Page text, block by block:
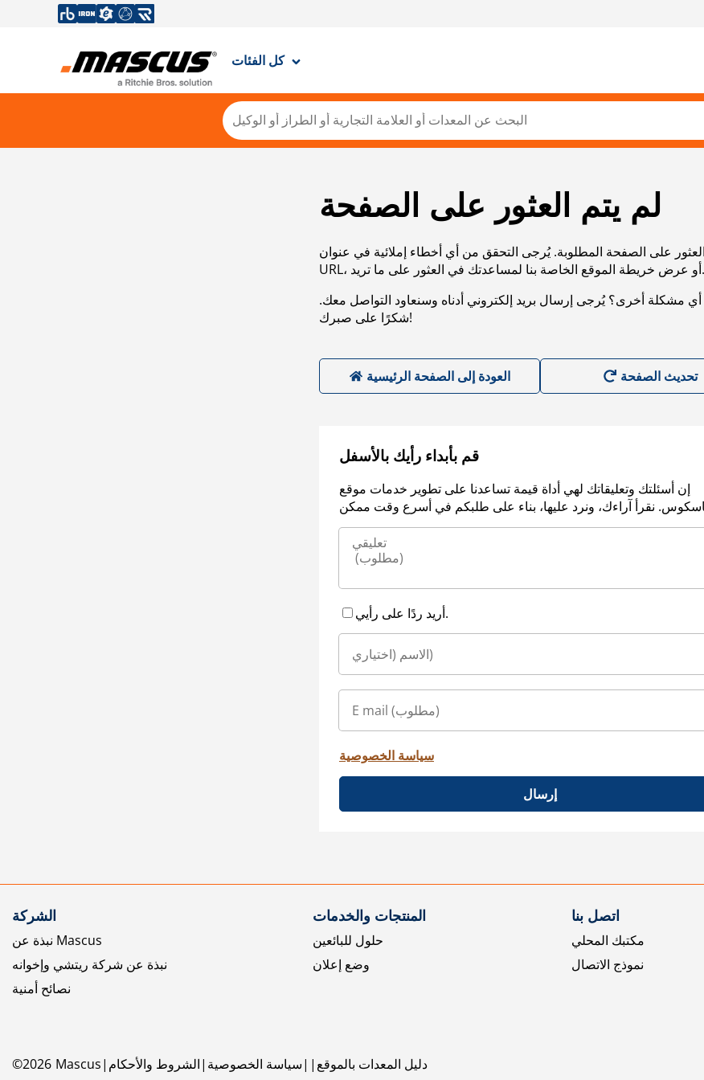
كل الفئات
لم يتم العثور على الصفحة
على الصفحة المطلوبة. يُرجى التحقق من أي أخطاء إملائية في عنوان
URL، أو عرض خريطة الموقع الخاصة بنا لمساعدتك في العثور على ما تريد.
مشكلة أخرى؟ يُرجى إرسال بريد إلكتروني أدناه وسنعاود التواصل معك.
شكرًا على صبرك!
العودة إلى الصفحة الرئيسية
قم بأبداء رأيك بالأسفل
إن أسئلتك وتعليقاتك لهي أداة قيمة تساعدنا على تطوير خدمات موقع
أريد ردًا على رأيي.
سياسة الخصوصية
إرسال
الشركة
نبذة عن Mascus
نبذة عن شركة ريتشي وإخوانه
نصائح أمنية
المنتجات والخدمات
حلول للبائعين
وضع إعلان
اتصل بنا
مكتبك المحلي
نموذج الاتصال
©2026 Mascus الشروط والأحكام سياسة الخصوصية دليل المعدات بالموقع